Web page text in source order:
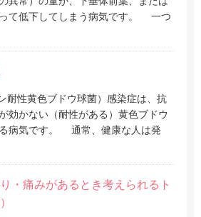
て低下してしまう病気です。 一つ
耐性黄色ブドウ球菌）感染症は、抗
効かない（耐性がある）黄色ブドウ
病気です。 通常、健康な人は発
・痛みがあるとき考えられるト